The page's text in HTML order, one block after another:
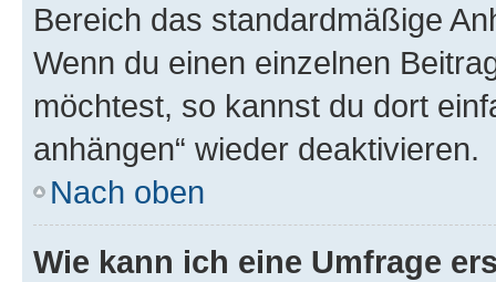
Bereich das standardmäßige
Wenn du einen einzelnen
möchtest, so kannst du dort
anhängen“ wieder deaktivieren.
Nach oben
Wie kann ich eine Umfrage